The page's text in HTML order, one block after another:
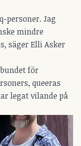
personer. Jag
mindre
säger Elli Asker
för
queeras
legat vilande på